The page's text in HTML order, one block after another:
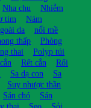
Nha chu
Nhiễm
tim
Nám
da
nổi mề
thấp
Phòng
thai
Polyp túi
Rết cắn
Rối
Sa dạ con
Sa
Suy nhược thần
Sán chó
Sán